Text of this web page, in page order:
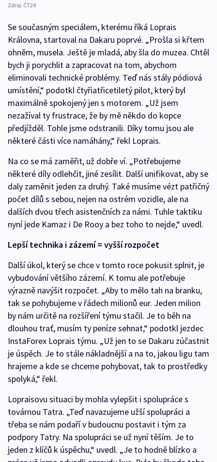
Zdroj: ČT24
Se současným speciálem, kterému říká Loprais
Královna, startoval na Dakaru poprvé. „Prošla si křtem
ohněm, musela. Ještě je mladá, aby šla do muzea. Chtěl
bych ji porychlit a zapracovat na tom, abychom
eliminovali technické problémy. Teď nás stály pódiová
umístění,“ podotkl čtyřiatřicetiletý pilot, který byl
maximálně spokojený jen s motorem. „Už jsem
nezažíval ty frustrace, že by mě někdo do kopce
předjížděl. Tohle jsme odstranili. Díky tomu jsou ale
některé části více namáhány,“ řekl Loprais.
Na co se má zaměřit, už dobře ví. „Potřebujeme
některé díly odlehčit, jiné zesílit. Další unifikovat, aby se
daly zaměnit jeden za druhý. Také musíme vézt patřičný
počet dílů s sebou, nejen na ostrém vozidle, ale na
dalších dvou třech asistenčních za námi. Tuhle taktiku
nyní jede Kamaz i De Rooy a bez toho to nejde,“ uvedl.
Lepší technika i zázemí = vyšší rozpočet
Další úkol, který se chce v tomto roce pokusit splnit, je
vybudování většího zázemí. K tomu ale potřebuje
výrazně navýšit rozpočet. „Aby to mělo tah na branku,
tak se pohybujeme v řádech milionů eur. Jeden milion
by nám určitě na rozšíření týmu stačil. Je to běh na
dlouhou trať, musím ty peníze sehnat,“ podotkl jezdec
InstaForex Loprais týmu. „Už jen to se Dakaru zúčastnit
je úspěch. Je to stále nákladnější a na to, jakou ligu tam
hrajeme a kde se chceme pohybovat, tak to prostředky
spolyká,“ řekl.
Lopraisovu situaci by mohla vylepšit i spolupráce s
továrnou Tatra. „Teď navazujeme užší spolupráci a
třeba se nám podaří v budoucnu postavit i tým za
podpory Tatry. Na spolupráci se už nyní těším. Je to
jeden z klíčů k úspěchu,“ uvedl. „Je to hodně blízko a